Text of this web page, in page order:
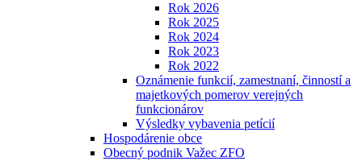
Rok 2026
Rok 2025
Rok 2024
Rok 2023
Rok 2022
Oznámenie funkcií, zamestnaní, činností a
majetkových pomerov verejných
funkcionárov
Výsledky vybavenia petícií
Hospodárenie obce
Obecný podnik Važec ZFO